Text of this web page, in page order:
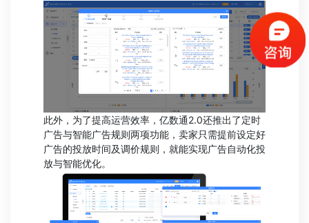
此外，为了提高运营效率，亿数通2.0还推出了定时
广告与智能广告规则两项功能，卖家只需提前设定好
广告的投放时间及调价规则，就能实现广告自动化投
放与智能优化。